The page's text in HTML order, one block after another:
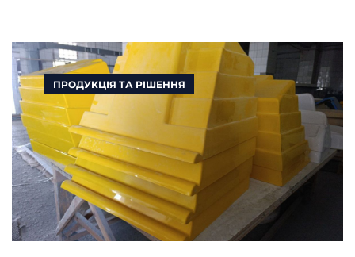
ПРОДУКЦІЯ ТА РІШЕННЯ